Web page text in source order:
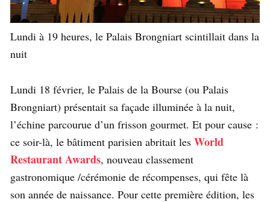
Lundi à 19 heures, le Palais Brongniart scintillait dans la
nuit
Lundi 18 février, le Palais de la Bourse (ou Palais
Brongniart) présentait sa façade illuminée à la nuit,
l’échine parcourue d’un frisson gourmet. Et pour cause :
ce soir-là, le bâtiment parisien abritait les World
Restaurant Awards, nouveau classement
gastronomique /cérémonie de récompenses, qui fête là
son année de naissance. Pour cette première édition, les